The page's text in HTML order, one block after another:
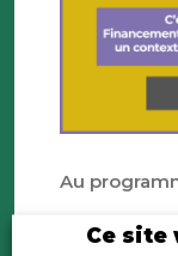
Au
17h30 :Mot
Ce site